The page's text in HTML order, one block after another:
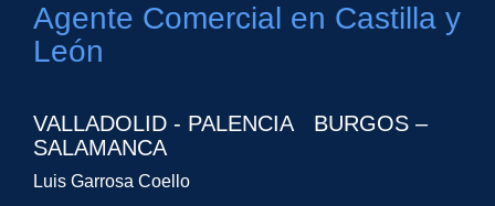
Agente Comercial en Castilla y
León
VALLADOLID - PALENCIA BURGOS –
SALAMANCA
Luis Garrosa Coello